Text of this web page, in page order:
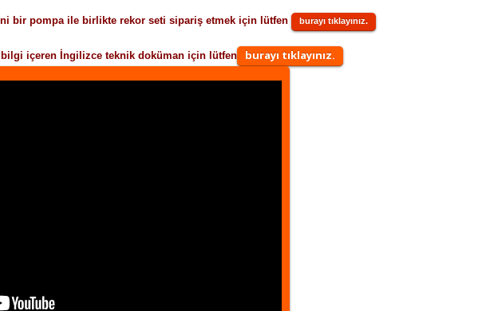
bir pompa ile birlikte rekor seti sipariş etmek için lütfen burayı tıklayınız.
bilgi içeren İngilizce teknik doküman için lütfen burayı tıklayınız.